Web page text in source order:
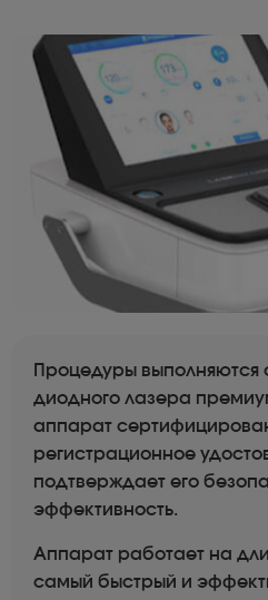
Процедуры выполняются
диодного лазера
аппарат
регистрационное
подтверждает его
эффективность.
Аппарат работает на
самый быстрый и